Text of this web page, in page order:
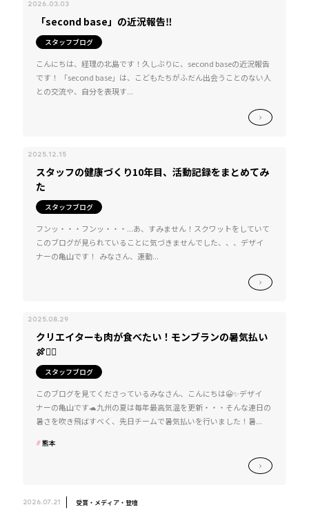
2026.03.03
「second base」の近況報告‼
スタッフブログ
こんにちは、経理の北島です！久しぶりに、second baseの近況報告
です！ 「second base」は、こどもたちがふだん出会うことのない人
との交流や、自分を表現す...
2025.12.15
スタッフの健康づくり10年目、活動記録をまとめてみ
た
スタッフブログ
フンッ・・・フンッ・・・...あ、すみません！スクワットをしていて
このブログが見られていることに気づきませんでした、、、デザイ
ナーの亀山です！ みなさん、運動...
2025.08.29
クリエイターも肉が食べたい！モンブランの暑気払い
🍖❤️‍🔥
スタッフブログ
このブログを見てくださっているみなさん、こんにちは😀✨デザイ
ナーの亀山です🐢九州の夏は毎年最高気温を更新・・・そんな連日の
暑さを吹き飛ばすべく、先日チームで暑気払いを行いました！暑...
熊本
2026.07.21 受賞・メディア・登壇